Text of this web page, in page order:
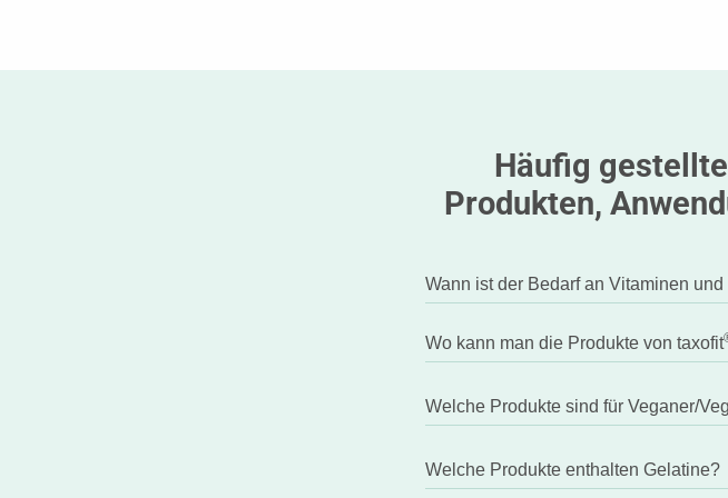
Häufig
Produkten,
Wann ist der Bedarf an Vitaminen
Wo kann man die Produkte von taxofit
Welche Produkte sind für Veganer/
Welche Produkte enthalten Gelatine?